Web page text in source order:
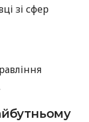
зі сфер